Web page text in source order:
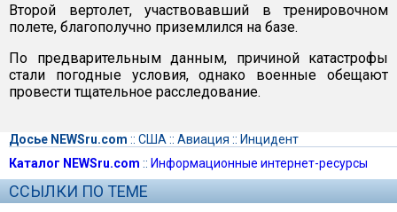
Второй вертолет, участвовавший в тренировочном
полете, благополучно приземлился на базе.
По предварительным данным, причиной катастрофы
стали погодные условия, однако военные обещают
провести тщательное расследование.
Досье NEWSru.com :: США :: Авиация :: Инцидент
Каталог NEWSru.com :: Информационные интернет-ресурсы
ССЫЛКИ ПО ТЕМЕ